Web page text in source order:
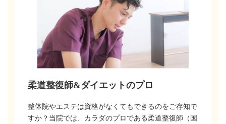
柔道整復師&ダイエットのプロ
整体院やエステは資格がなくてもできるのをご存知で
すか？当院では、カラダのプロである柔道整復師（国